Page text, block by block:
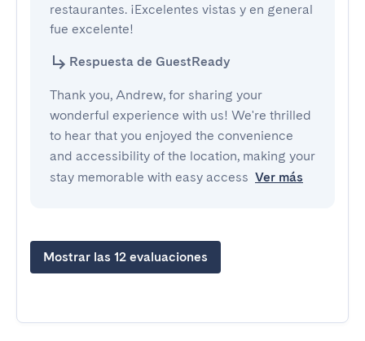
restaurantes. ¡Excelentes vistas y en general
fue excelente!
Respuesta de GuestReady
Thank you, Andrew, for sharing your
wonderful experience with us! We're thrilled
to hear that you enjoyed the convenience
and accessibility of the location, making your
stay memorable with easy access Ver más
Mostrar las 12 evaluaciones